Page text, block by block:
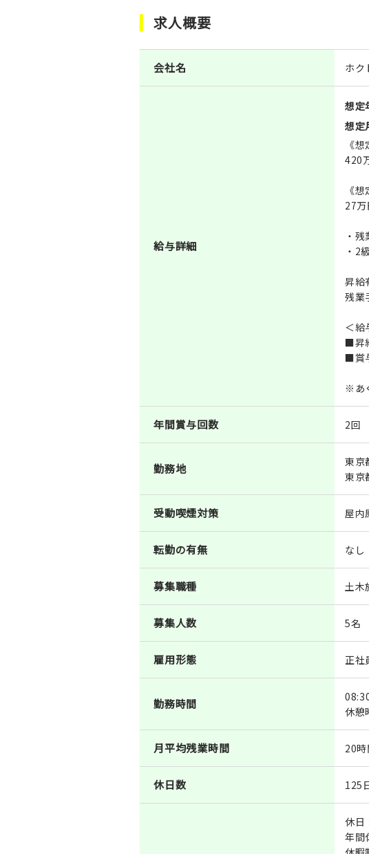
求人概要
会社名 ホク
給与詳細
想定
想定
《
420
《
27
・
・2
昇給
残業
＜給
■昇
■賞
※あ
年間賞与回数 2回
勤務地
東京
東京
受動喫煙対策 屋内
転勤の有無 なし
募集職種 土木
募集人数 5名
雇用形態 正社
勤務時間
休憩
月平均残業時間 20
休日数 125
休日
年間